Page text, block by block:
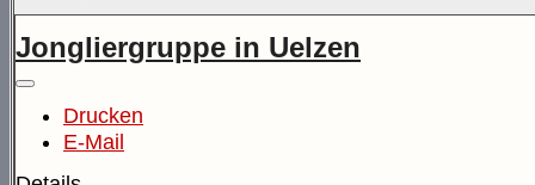
Jongliergruppe in Uelzen
Drucken
E-Mail